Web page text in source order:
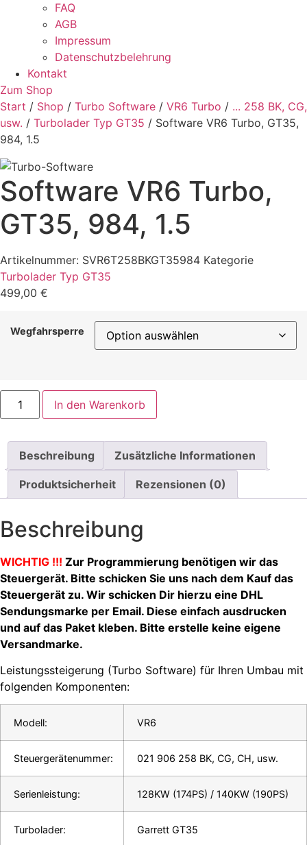
FAQ
AGB
Impressum
Datenschutzbelehrung
Kontakt
Zum Shop
Start / Shop / Turbo Software / VR6 Turbo / ... 258 BK, CG,
usw. / Turbolader Typ GT35 / Software VR6 Turbo, GT35,
984, 1.5
Software VR6 Turbo,
GT35, 984, 1.5
Artikelnummer: SVR6T258BKGT35984 Kategorie
Turbolader Typ GT35
499,00 €
Wegfahrsperre
Software
VR6
Turbo,
984,
Menge
In den Warenkorb
Beschreibung Zusätzliche Informationen
Produktsicherheit Rezensionen (0)
Beschreibung
WICHTIG !!! Zur Programmierung benötigen wir das
Steuergerät. Bitte schicken Sie uns nach dem Kauf das
Steuergerät zu. Wir schicken Dir hierzu eine DHL
Sendungsmarke per Email. Diese einfach ausdrucken
und auf das Paket kleben. Bitte erstelle keine eigene
Versandmarke.
Leistungssteigerung (Turbo Software) für Ihren Umbau mit
folgenden Komponenten:
Modell: VR6
Steuergerätenummer: 021 906 258 BK, CG, CH, usw.
Serienleistung: 128KW (174PS) / 140KW (190PS)
Turbolader: Garrett GT35